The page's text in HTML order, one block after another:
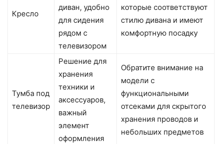
Кресло
диван, удобно
для сидения
рядом с
телевизором
которые соответствуют
стилю дивана и имеют
комфортную посадку
Тумба под
телевизор
Решение для
хранения
техники и
аксессуаров,
важный
элемент
оформления
Обратите внимание на
модели с
функциональными
отсеками для скрытого
хранения проводов и
небольших предметов